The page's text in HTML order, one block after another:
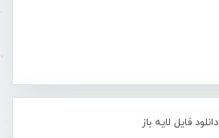
دانلود فایل لایه باز